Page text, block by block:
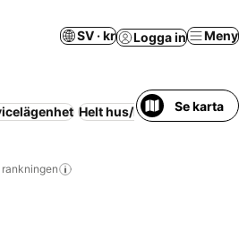
SV · kr Logga in Meny
Helt hus/hel lägenhet
Se karta